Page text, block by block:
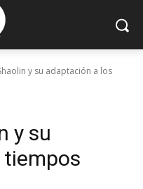
y su adaptación a los
y su